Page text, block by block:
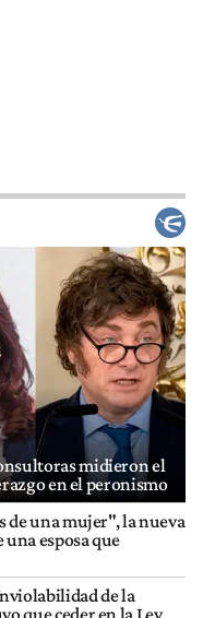
midieron el
en el peronismo
de una mujer", la nueva
esposa que
de la
que ceder en la Ley